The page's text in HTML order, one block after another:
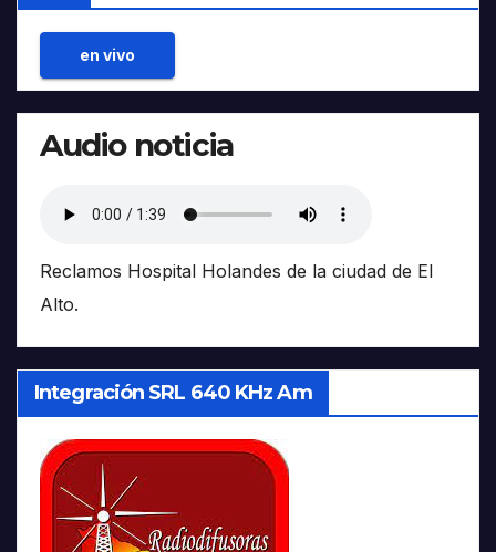
en vivo
Audio noticia
Reclamos Hospital Holandes de la ciudad de El
Alto.
Integración SRL 640 KHz Am